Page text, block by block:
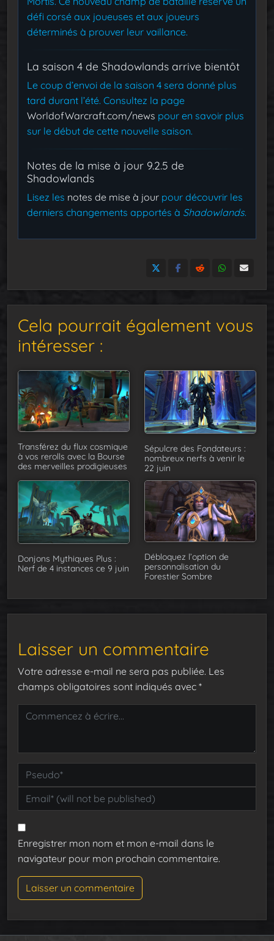
défi corsé aux joueuses et aux joueurs
déterminés à prouver leur vaillance.
La saison 4 de Shadowlands arrive bientôt
Le coup d’envoi de la saison 4 sera donné plus
tard durant l’été. Consultez la page
WorldofWarcraft.com/news pour en savoir plus
sur le début de cette nouvelle saison.
Notes de la mise à jour 9.2.5 de
Shadowlands
Lisez les notes de mise à jour pour découvrir les
derniers changements apportés à Shadowlands.
Cela pourrait également vous
intéresser :
Transférez du flux cosmique
à vos rerolls avec la Bourse
des merveilles prodigieuses
Sépulcre des Fondateurs :
nombreux nerfs à venir le
22 juin
Donjons Mythiques Plus :
Nerf de 4 instances ce 9 juin
Débloquez l’option de
personnalisation du
Forestier Sombre
Laisser un commentaire
Votre adresse e-mail ne sera pas publiée. Les
champs obligatoires sont indiqués avec *
Enregistrer mon nom et mon e-mail dans le
navigateur pour mon prochain commentaire.